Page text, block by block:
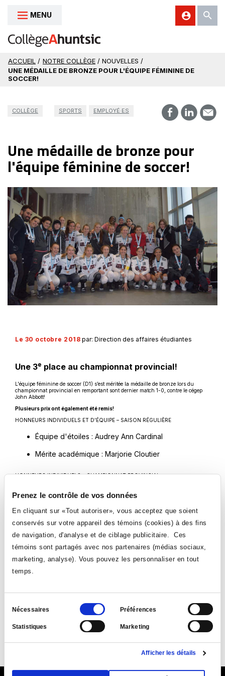
Prenez le contrôle de vos données
En cliquant sur «Tout autoriser», vous acceptez que soient
conservés sur votre appareil des témoins (cookies) à des fins
de navigation, d'analyse et de ciblage publicitaire. Ces
témoins sont partagés avec nos partenaires (médias sociaux,
marketing, analyse). Vous pouvez les personnaliser en tout
temps.
Sélection
consentement
Nécessaires Préférences
Statistiques Marketing
Afficher les détails
Aller au contenu
MENU
ACCUEIL / NOTRE COLLÈGE / NOUVELLES /
UNE MÉDAILLE DE BRONZE POUR L'ÉQUIPE FÉMININE DE
SOCCER!
COLLÈGE SPORTS EMPLOYÉ·ES
Une médaille de bronze pour
l'équipe féminine de soccer!
Le 30 octobre 2018 par: Direction des affaires étudiantes
Une 3e place au championnat provincial!
L'équipe féminine de soccer (D1) s’est méritée la médaille de bronze lors du
championnat provincial en remportant sont dernier match 1-0, contre le cégep
John Abbott!
Plusieurs prix ont également été remis!
HONNEURS INDIVIDUELS ET D'ÉQUIPE – SAISON RÉGULIÈRE
Équipe d'étoiles : Audrey Ann Cardinal
Mérite académique : Marjorie Cloutier
HONNEURS INDIVIDUELS – CHAMPIONNAT PROVINCIAL
Équipe d'étoiles : Audrey-Ann Cardinal et Élisabeth-
Félicitations!
VOIR TOUTES LES NOUVELLES
Suivez-nous
Ce
s'ouvrira
Ce
s'ouvrira
Ce
s'ouvrira
Ce
lien
s'ouvrira